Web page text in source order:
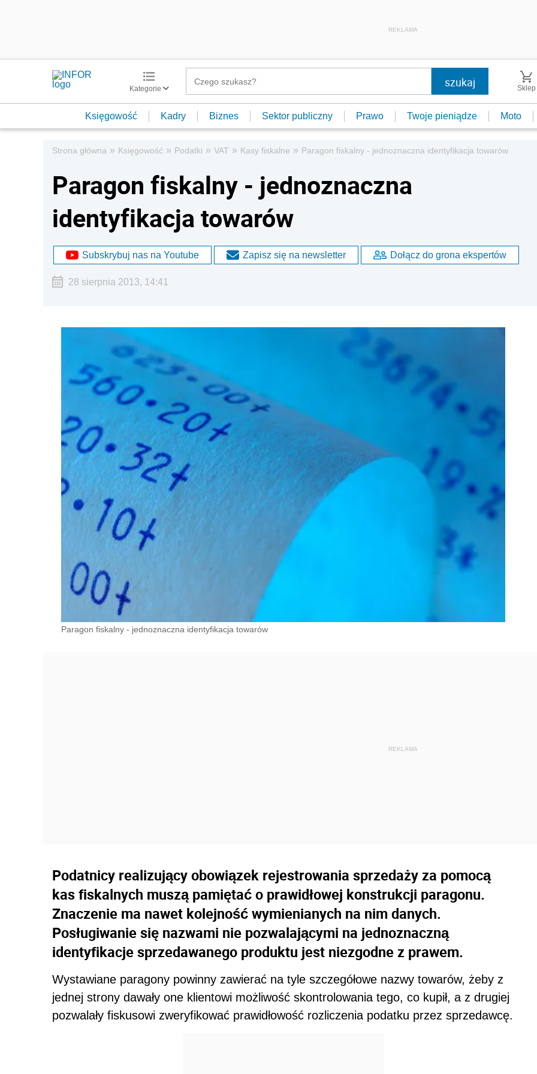
REKLAMA
Kategorie Sklep
Księgowość Kadry Biznes Sektor publiczny Prawo Twoje pieniądze Moto
Strona główna » Księgowość » Podatki » VAT » Kasy fiskalne » Paragon fiskalny - jednoznaczna identyfikacja towarów
Paragon fiskalny - jednoznaczna
identyfikacja towarów
Subskrybuj nas na Youtube Zapisz się na newsletter Dołącz do grona ekspertów
28 sierpnia 2013, 14:41
Paragon fiskalny - jednoznaczna identyfikacja towarów
Podatnicy realizujący obowiązek rejestrowania sprzedaży za pomocą
kas fiskalnych muszą pamiętać o prawidłowej konstrukcji paragonu.
Znaczenie ma nawet kolejność wymienianych na nim danych.
Posługiwanie się nazwami nie pozwalającymi na jednoznaczną
identyfikacje sprzedawanego produktu jest niezgodne z prawem.
Wystawiane paragony powinny zawierać na tyle szczegółowe nazwy towarów, żeby z
jednej strony dawały one klientowi możliwość skontrolowania tego, co kupił, a z drugiej
pozwalały fiskusowi zweryfikować prawidłowość rozliczenia podatku przez sprzedawcę.